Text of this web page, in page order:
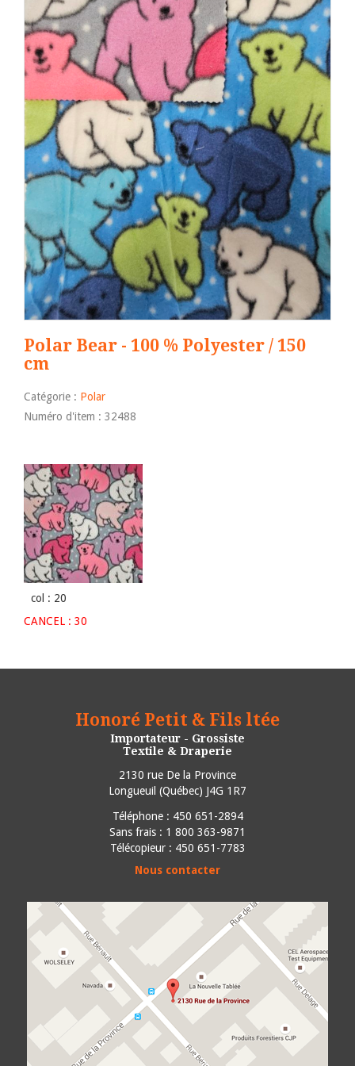
Polar Bear - 100 % Polyester / 150
cm
Catégorie : Polar
Numéro d'item : 32488
col : 20
CANCEL : 30
Honoré Petit & Fils ltée
Importateur - Grossiste
Textile & Draperie
2130 rue De la Province
Longueuil (Québec) J4G 1R7
Téléphone : 450 651-2894
Sans frais : 1 800 363-9871
Télécopieur : 450 651-7783
Nous contacter